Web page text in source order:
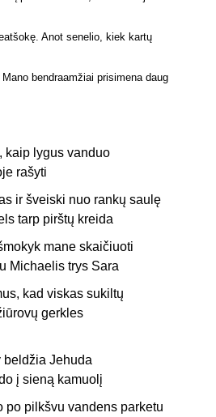
Anot senelio, kiek kartų
bendraamžiai prisimena daug
kaip lygus vanduo
rašyti
ir šveiski nuo rankų saulę
tarp pirštų kreida
mane skaičiuoti
Michaelis trys Sara
kad viskas sukiltų
gerkles
beldžia Jehuda
į sieną kamuolį
po pilkšvu vandens parketu